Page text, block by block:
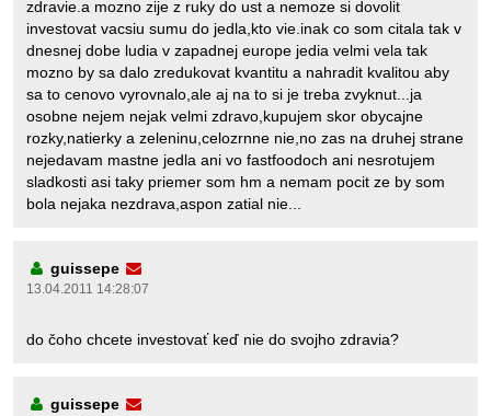
zdravie.a mozno zije z ruky do ust a nemoze si dovolit
investovat vacsiu sumu do jedla,kto vie.inak co som citala tak v
dnesnej dobe ludia v zapadnej europe jedia velmi vela tak
mozno by sa dalo zredukovat kvantitu a nahradit kvalitou aby
sa to cenovo vyrovnalo,ale aj na to si je treba zvyknut...ja
osobne nejem nejak velmi zdravo,kupujem skor obycajne
rozky,natierky a zeleninu,celozrnne nie,no zas na druhej strane
nejedavam mastne jedla ani vo fastfoodoch ani nesrotujem
sladkosti asi taky priemer som hm a nemam pocit ze by som
bola nejaka nezdrava,aspon zatial nie...
guissepe
13.04.2011 14:28:07
do čoho chcete investovať keď nie do svojho zdravia?
guissepe